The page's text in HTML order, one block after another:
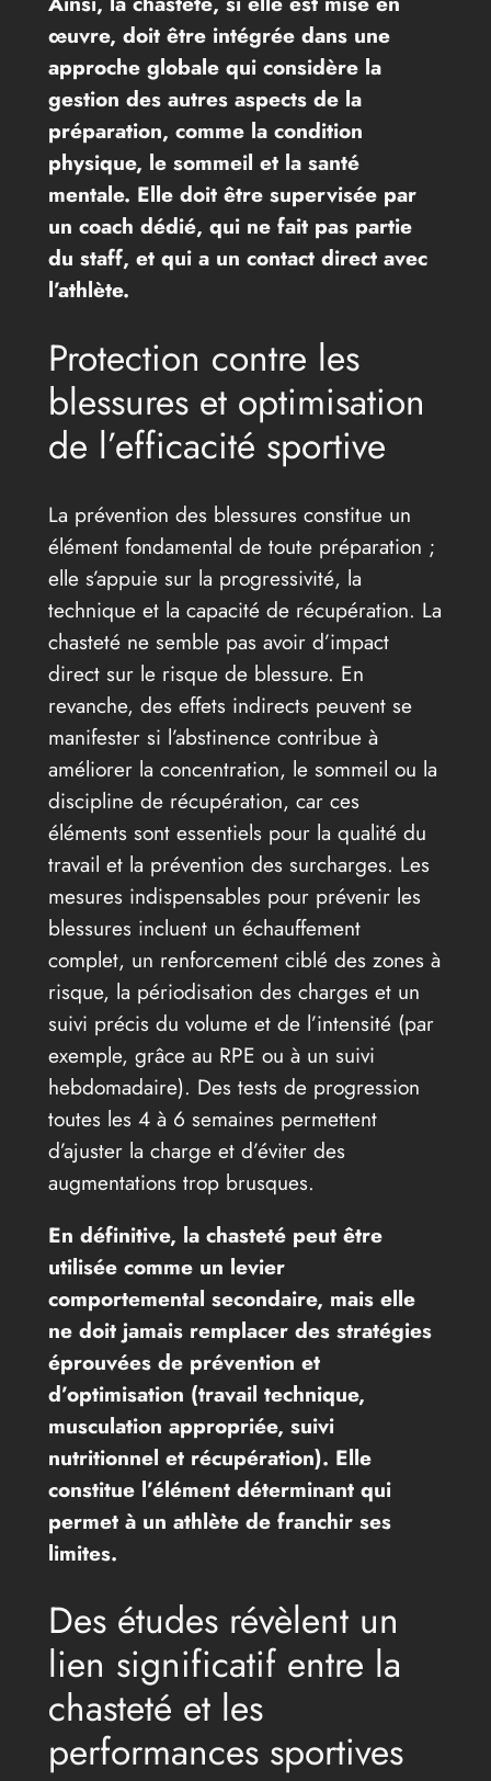
œuvre, doit être intégrée dans une
approche globale qui considère la
gestion des autres aspects de la
préparation, comme la condition
physique, le sommeil et la santé
mentale. Elle doit être supervisée par
un coach dédié, qui ne fait pas partie
du staff, et qui a un contact direct avec
l’athlète.
Protection contre les
blessures et optimisation
de l’efficacité sportive
La prévention des blessures constitue un
élément fondamental de toute préparation ;
elle s’appuie sur la progressivité, la
technique et la capacité de récupération. La
chasteté ne semble pas avoir d’impact
direct sur le risque de blessure. En
revanche, des effets indirects peuvent se
manifester si l’abstinence contribue à
améliorer la concentration, le sommeil ou la
discipline de récupération, car ces
éléments sont essentiels pour la qualité du
travail et la prévention des surcharges. Les
mesures indispensables pour prévenir les
blessures incluent un échauffement
complet, un renforcement ciblé des zones à
risque, la périodisation des charges et un
suivi précis du volume et de l’intensité (par
exemple, grâce au RPE ou à un suivi
hebdomadaire). Des tests de progression
toutes les 4 à 6 semaines permettent
d’ajuster la charge et d’éviter des
augmentations trop brusques.
En définitive, la chasteté peut être
utilisée comme un levier
comportemental secondaire, mais elle
ne doit jamais remplacer des stratégies
éprouvées de prévention et
d’optimisation (travail technique,
musculation appropriée, suivi
nutritionnel et récupération). Elle
constitue l’élément déterminant qui
permet à un athlète de franchir ses
limites.
Des études révèlent un
lien significatif entre la
chasteté et les
performances sportives